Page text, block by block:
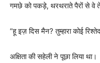
गमछे को पकड़े, थरथराते पैरों से वे
“हू इज़ दिस मैन? तुम्हारा कोई
अक्षिता की सहेली ने पूछा लिया था।